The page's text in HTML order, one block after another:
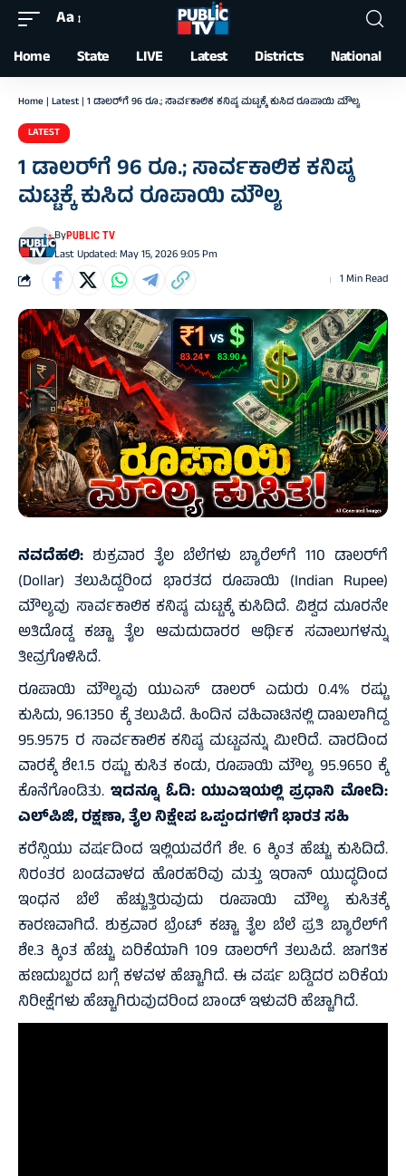
Font
Resizer
Aa
Home State LIVE Latest Districts National
Home | Latest | 1 ಡಾಲರ್‌ಗೆ 96 ರೂ.; ಸಾರ್ವಕಾಲಿಕ ಕನಿಷ್ಠ ಮಟ್ಟಕ್ಕೆ ಕುಸಿದ ರೂಪಾಯಿ ಮೌಲ್ಯ
LATEST
1 ಡಾಲರ್‌ಗೆ 96 ರೂ.; ಸಾರ್ವಕಾಲಿಕ ಕನಿಷ್ಠ
ಮಟ್ಟಕ್ಕೆ ಕುಸಿದ ರೂಪಾಯಿ ಮೌಲ್ಯ
Last Updated: May 15, 2026 9:05 Pm
ByPUBLIC TV
1 Min Read
ನವದೆಹಲಿ: ಶುಕ್ರವಾರ ತೈಲ ಬೆಲೆಗಳು ಬ್ಯಾರೆಲ್‌ಗೆ 110 ಡಾಲರ್‌ಗೆ
(Dollar) ತಲುಪಿದ್ದರಿಂದ ಭಾರತದ ರೂಪಾಯಿ (Indian Rupee)
ಮೌಲ್ಯವು ಸಾರ್ವಕಾಲಿಕ ಕನಿಷ್ಠ ಮಟ್ಟಕ್ಕೆ ಕುಸಿದಿದೆ. ವಿಶ್ವದ ಮೂರನೇ
ಅತಿದೊಡ್ಡ ಕಚ್ಚಾ ತೈಲ ಆಮದುದಾರರ ಆರ್ಥಿಕ ಸವಾಲುಗಳನ್ನು
ತೀವ್ರಗೊಳಿಸಿದೆ.
ರೂಪಾಯಿ ಮೌಲ್ಯವು ಯುಎಸ್ ಡಾಲರ್ ಎದುರು 0.4% ರಷ್ಟು
ಕುಸಿದು, 96.1350 ಕ್ಕೆ ತಲುಪಿದೆ. ಹಿಂದಿನ ವಹಿವಾಟಿನಲ್ಲಿ ದಾಖಲಾಗಿದ್ದ
95.9575 ರ ಸಾರ್ವಕಾಲಿಕ ಕನಿಷ್ಠ ಮಟ್ಟವನ್ನು ಮೀರಿದೆ. ವಾರದಿಂದ
ವಾರಕ್ಕೆ ಶೇ.1.5 ರಷ್ಟು ಕುಸಿತ ಕಂಡು, ರೂಪಾಯಿ ಮೌಲ್ಯ 95.9650 ಕ್ಕೆ
ಕೊನೆಗೊಂಡಿತು. ಇದನ್ನೂ ಓದಿ: ಯುಎಇಯಲ್ಲಿ ಪ್ರಧಾನಿ ಮೋದಿ:
ಎಲ್‌ಪಿಜಿ, ರಕ್ಷಣಾ, ತೈಲ ನಿಕ್ಷೇಪ ಒಪ್ಪಂದಗಳಿಗೆ ಭಾರತ ಸಹಿ
ಕರೆನ್ಸಿಯು ವರ್ಷದಿಂದ ಇಲ್ಲಿಯವರೆಗೆ ಶೇ. 6 ಕ್ಕಿಂತ ಹೆಚ್ಚು ಕುಸಿದಿದೆ.
ನಿರಂತರ ಬಂಡವಾಳದ ಹೊರಹರಿವು ಮತ್ತು ಇರಾನ್ ಯುದ್ಧದಿಂದ
ಇಂಧನ ಬೆಲೆ ಹೆಚ್ಚುತ್ತಿರುವುದು ರೂಪಾಯಿ ಮೌಲ್ಯ ಕುಸಿತಕ್ಕೆ
ಕಾರಣವಾಗಿದೆ. ಶುಕ್ರವಾರ ಬ್ರೆಂಟ್ ಕಚ್ಚಾ ತೈಲ ಬೆಲೆ ಪ್ರತಿ ಬ್ಯಾರೆಲ್‌ಗೆ
ಶೇ.3 ಕ್ಕಿಂತ ಹೆಚ್ಚು ಏರಿಕೆಯಾಗಿ 109 ಡಾಲರ್‌ಗೆ ತಲುಪಿದೆ. ಜಾಗತಿಕ
ಹಣದುಬ್ಬರದ ಬಗ್ಗೆ ಕಳವಳ ಹೆಚ್ಚಾಗಿದೆ. ಈ ವರ್ಷ ಬಡ್ಡಿದರ ಏರಿಕೆಯ
ನಿರೀಕ್ಷೆಗಳು ಹೆಚ್ಚಾಗಿರುವುದರಿಂದ ಬಾಂಡ್ ಇಳುವರಿ ಹೆಚ್ಚಾಗಿದೆ.